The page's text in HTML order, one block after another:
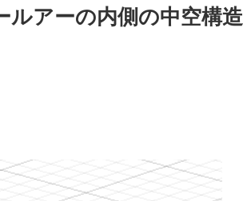
ルアーの内側の中空構造